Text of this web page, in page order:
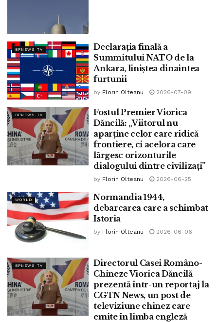
BPNEWS TV
Declarația finală a
Summitului NATO de la
Ankara, liniștea dinaintea
furtunii
by Florin Olteanu 2026-07-09
BPNEWS TV
Fostul Premier Viorica
Dăncilă: „Viitorul nu
aparține celor care ridică
frontiere, ci acelora care
lărgesc orizonturile
dialogului dintre civilizați”
by Florin Olteanu 2026-06-25
WORLD
Normandia 1944,
debarcarea care a schimbat
Istoria
by Florin Olteanu 2026-06-06
BPNEWS TV
Directorul Casei Româno-
Chineze Viorica Dăncilă
prezentă într-un reportaj la
CGTN News, un post de
televiziune chinez care
emite în limba engleză